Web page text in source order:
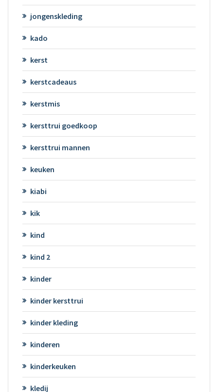
jongenskleding
kado
kerst
kerstcadeaus
kerstmis
kersttrui goedkoop
kersttrui mannen
keuken
kiabi
kik
kind
kind 2
kinder
kinder kersttrui
kinder kleding
kinderen
kinderkeuken
kledij